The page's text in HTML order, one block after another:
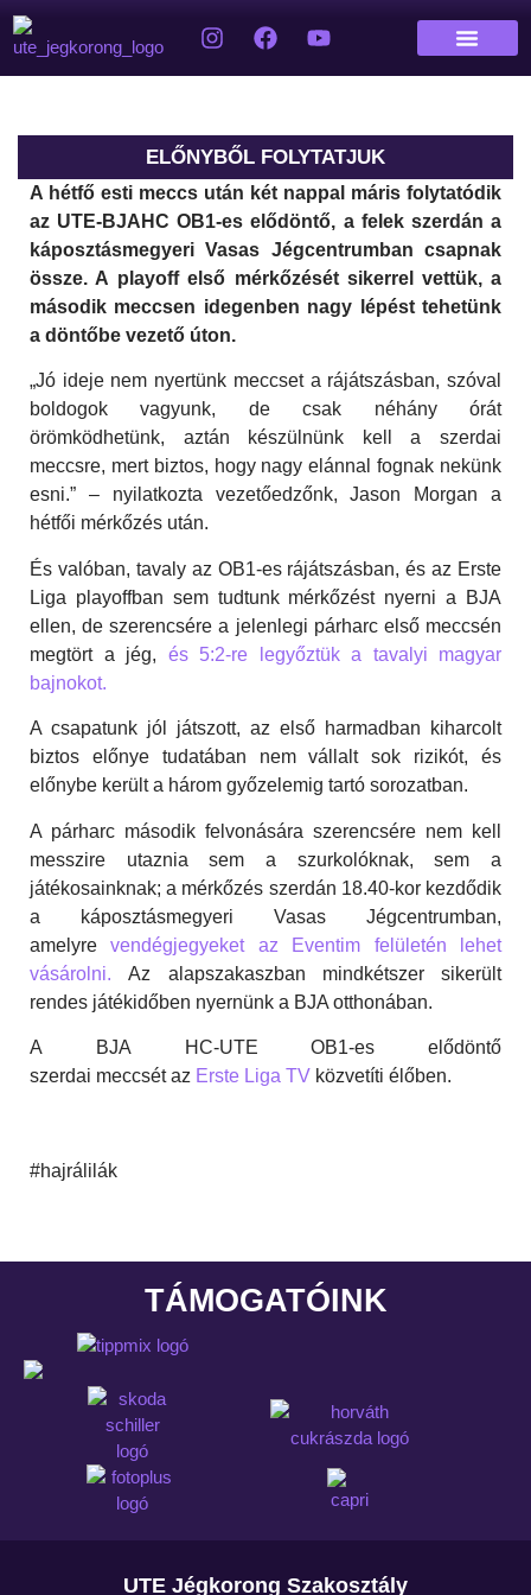
ELŐNYBŐL FOLYTATJUK
A hétfő esti meccs után két nappal máris folytatódik
az UTE-BJAHC OB1-es elődöntő, a felek szerdán a
káposztásmegyeri Vasas Jégcentrumban csapnak
össze. A playoffelső mérkőzését sikerrel vettük, a
második meccsen idegenben nagy lépést tehetünk
a döntőbe vezető úton.
„Jó ideje nem nyertünk meccset a rájátszásban, szóval
boldogok vagyunk, de csak néhány órát
örömködhetünk, aztán készülnünk kell a szerdai
meccsre, mert biztos, hogy nagy elánnal fognak nekünk
esni.” – nyilatkozta vezetőedzőnk, Jason Morgan a
hétfői mérkőzés után.
És valóban, tavaly az OB1-es rájátszásban, és az Erste
Liga playoffban sem tudtunk mérkőzést nyerni a BJA
ellen, de szerencsére a jelenlegi párharc első meccsén
megtört a jég, és 5:2-re legyőztük a tavalyi magyar
bajnokot.
A csapatunk jól játszott, az első harmadban kiharcolt
biztos előnye tudatában nem vállalt sok rizikót, és
előnybe került a három győzelemig tartó sorozatban.
A párharc második felvonására szerencsére nem kell
messzire utaznia sem a szurkolóknak, sem a
játékosainknak; a mérkőzés szerdán 18.40-kor kezdődik
a káposztásmegyeri Vasas Jégcentrumban,
amelyrevendégjegyeket az Eventim felületén lehet
vásárolni. Az alapszakaszban mindkétszer sikerült
rendes játékidőben nyernünk a BJA otthonában.
A BJA HC-UTE OB1-es elődöntő
szerdai meccsét az Erste Liga TV közvetíti élőben.
#hajrálilák
TÁMOGATÓINK
UTE Jégkorong Szakosztály